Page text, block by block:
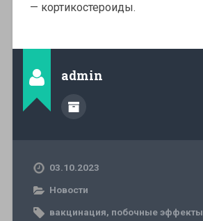
— кортикостероиды.
admin
03.10.2023
Новости
вакцинация, побочные эффекты